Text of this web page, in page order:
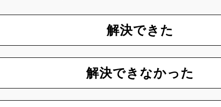
解決できた
解決できなかった